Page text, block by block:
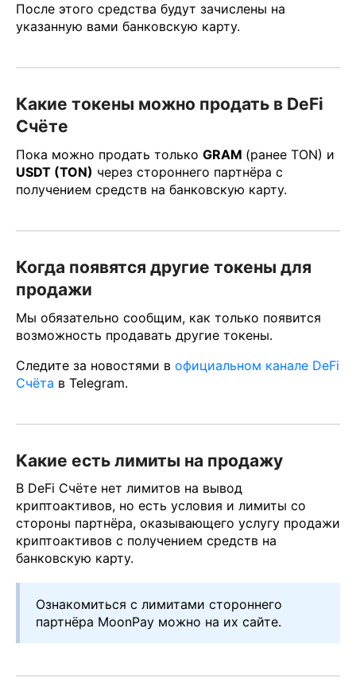
После этого средства будут зачислены на
указанную вами банковскую карту.
Какие токены можно продать в DeFi
Счёте
Пока можно продать только GRAM (ранее TON) и
USDT (TON) через стороннего партнёра c
получением средств на банковскую карту.
Когда появятся другие токены для
продажи
Мы обязательно сообщим, как только появится
возможность продавать другие токены.
Следите за новостями в официальном канале DeFi
Счёта в Telegram.
Какие есть лимиты на продажу
В DeFi Счёте нет лимитов на вывод
криптоактивов, но есть условия и лимиты со
стороны партнёра, оказывающего услугу продажи
криптоактивов с получением средств на
банковскую карту.
Ознакомиться с лимитами стороннего
партнёра MoonPay можно на их сайте.